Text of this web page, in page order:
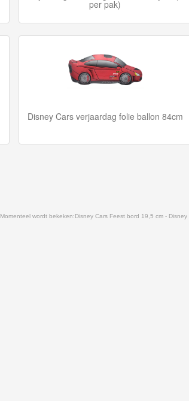
per pak)
Disney Cars verjaardag folie ballon 84cm
Momenteel wordt bekeken:Disney Cars Feest bord 19,5 cm - Disney